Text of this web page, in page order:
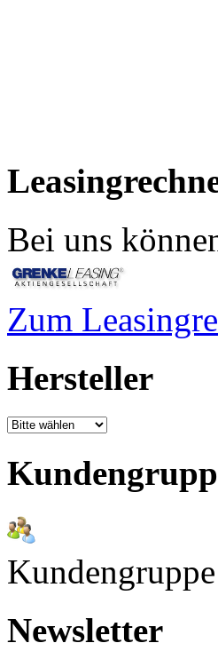
Bei uns
Zum
Hersteller
Newsletter